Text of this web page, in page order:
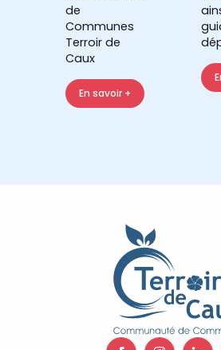
de
Communes
Terroir de
Caux
En savoir +